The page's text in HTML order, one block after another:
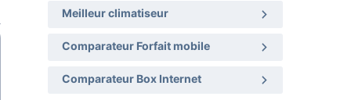
Meilleur climatiseur
Comparateur Forfait mobile
Comparateur Box Internet